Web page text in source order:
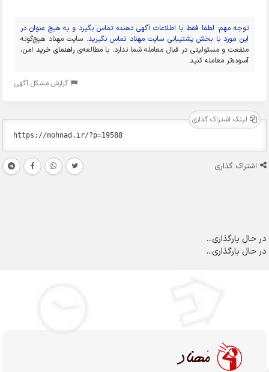
توجه مهم: لطفا فقط با اطلاعات آگهی دهنده تماس بگیرد و به هیچ عنوان در
این مورد با بخش پشتیبانی سایت مهناد تماس نگیرید. سایت مهناد هیچ‌گونه
منفعت و مسئولیتی در قبال معامله شما ندارد. با مطالعه‌ی راهنمای خرید امن،
آسوده‌تر معامله کنید.
گزارش مشکل آگهی
لینک اشتراک گذاری
اشتراک گذاری
در حال بارگذاری...
در حال بارگذاری...